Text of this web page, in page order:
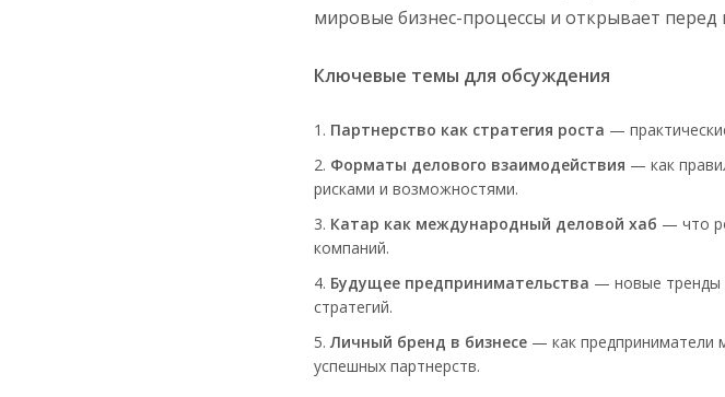
мировые бизнес-процессы и открывает
Ключевые темы для обсуждения
Партнерство как стратегия роста —
Форматы делового взаимодействия — как
рисками и возможностями.
Катар как международный деловой хаб — что
компаний.
Будущее предпринимательства — новые тренды
стратегий.
Личный бренд в бизнесе — как предприниматели
успешных партнерств.